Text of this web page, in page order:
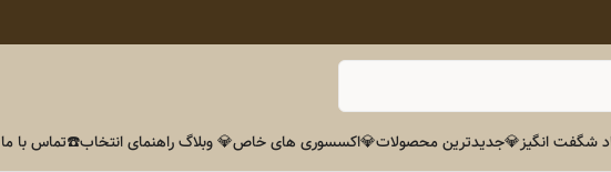
شگفت انگیز💎جدیدترین محصولات💎اکسسوری های خاص💎 وبلاگ راهنمای انتخاب☎️تماس با ما